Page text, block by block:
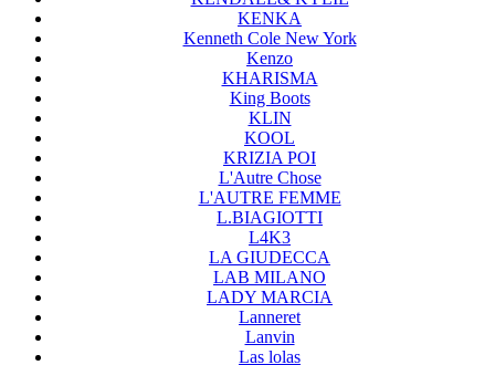
KENKA
Kenneth Cole New York
Kenzo
KHARISMA
King Boots
KLIN
KOOL
KRIZIA POI
L'Autre Chose
L'AUTRE FEMME
L.BIAGIOTTI
L4K3
LA GIUDECCA
LAB MILANO
LADY MARCIA
Lanneret
Lanvin
Las lolas